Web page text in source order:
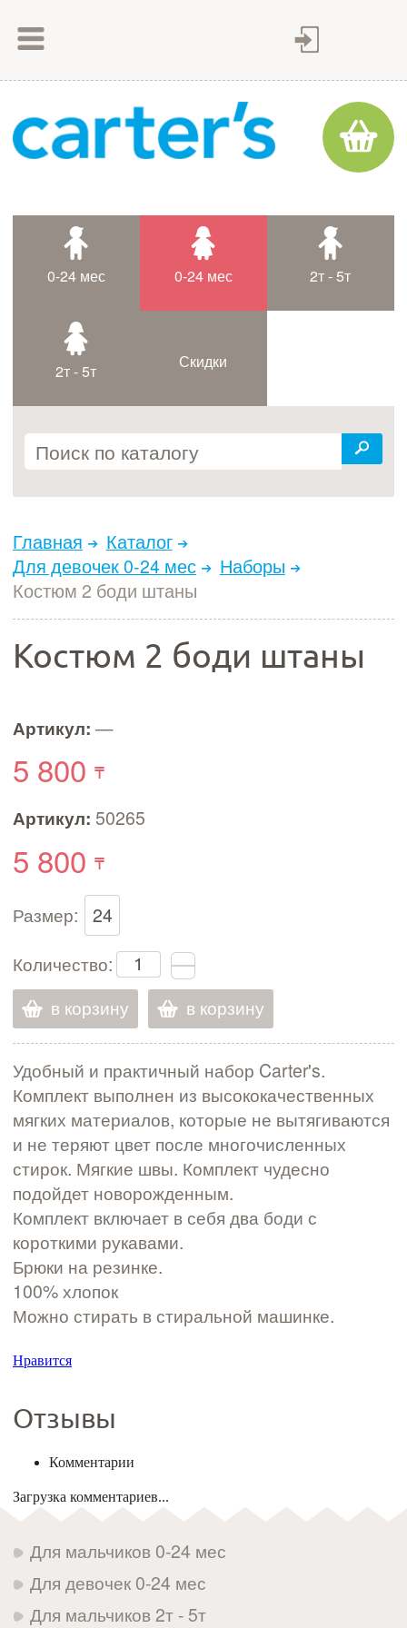
Как оплатить
Доставка товара
Контакты
0-24 мес 0-24 мес 2т - 5т
2т - 5т Скидки
Главная
Каталог
Для девочек 0-24 мес
Наборы
Костюм 2 боди штаны
Костюм 2 боди штаны
Артикул: —
5 800
Артикул: 50265
5 800
Размер:
24
Количество:
в корзину
в корзину
Удобный и практичный набор Carter's.
Комплект выполнен из высококачественных
мягких материалов, которые не вытягиваются
и не теряют цвет после многочисленных
стирок. Мягкие швы. Комплект чудесно
подойдет новорожденным.
Комплект включает в себя два боди с
короткими рукавами.
Брюки на резинке.
100% хлопок
Можно стирать в стиральной машинке.
Нравится
Отзывы
Комментарии
Загрузка комментариев...
Для мальчиков 0-24 мес
Для девочек 0-24 мес
Для мальчиков 2т - 5т